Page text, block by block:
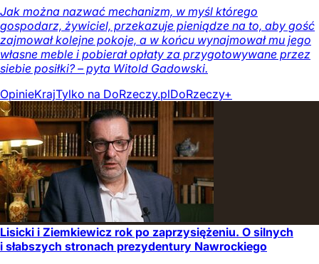
Jak można nazwać mechanizm, w myśl którego
gospodarz, żywiciel, przekazuje pieniądze na to, aby gość
zajmował kolejne pokoje, a w końcu wynajmował mu jego
własne meble i pobierał opłaty za przygotowywane przez
siebie posiłki? – pyta Witold Gadowski.
OpinieKrajTylko na DoRzeczy.plDoRzeczy+
Lisicki i Ziemkiewicz rok po zaprzysiężeniu. O silnych
i słabszych stronach prezydentury Nawrockiego